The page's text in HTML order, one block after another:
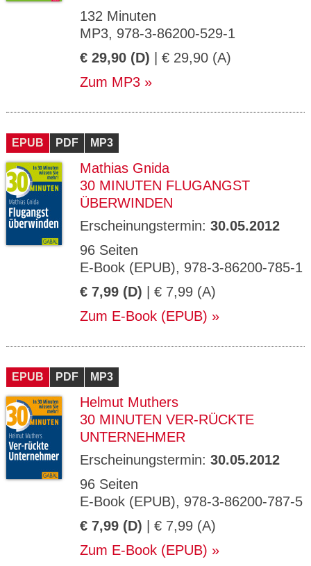
132 Minuten
MP3, 978-3-86200-529-1
€ 29,90 (D) | € 29,90 (A)
Zum MP3
EPUB PDF MP3
Mathias Gnida
30 MINUTEN FLUGANGST
ÜBERWINDEN
Erscheinungstermin: 30.05.2012
96 Seiten
E-Book (EPUB), 978-3-86200-785-1
€ 7,99 (D) | € 7,99 (A)
Zum E-Book (EPUB)
EPUB PDF MP3
Helmut Muthers
30 MINUTEN VER-RÜCKTE
UNTERNEHMER
Erscheinungstermin: 30.05.2012
96 Seiten
E-Book (EPUB), 978-3-86200-787-5
€ 7,99 (D) | € 7,99 (A)
Zum E-Book (EPUB)